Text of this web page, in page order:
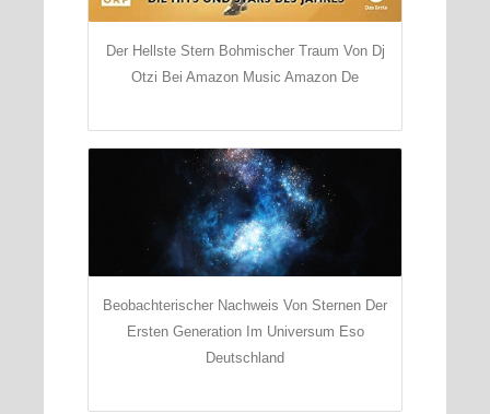
Der Hellste Stern Bohmischer Traum Von Dj
Otzi Bei Amazon Music Amazon De
Beobachterischer Nachweis Von Sternen Der
Ersten Generation Im Universum Eso
Deutschland